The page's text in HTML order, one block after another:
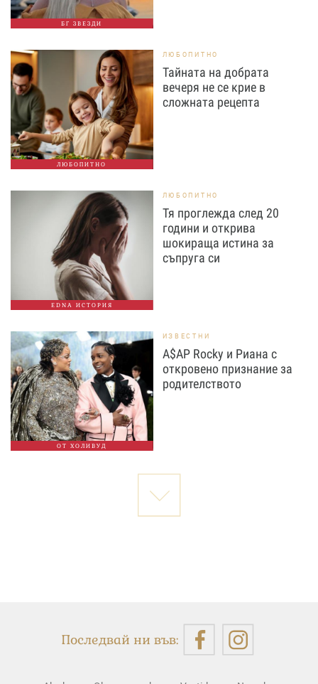
БГ ЗВЕЗДИ
ЛЮБОПИТНО
ЛЮБОПИТНО
Тайната на добрата
вечеря не се крие в
сложната рецепта
EDNA ИСТОРИЯ
ЛЮБОПИТНО
Тя проглежда след 20
години и открива
шокираща истина за
съпруга си
ОТ ХОЛИВУД
ИЗВЕСТНИ
A$AP Rocky и Риана с
откровено признание за
родителството
Последвай ни във: